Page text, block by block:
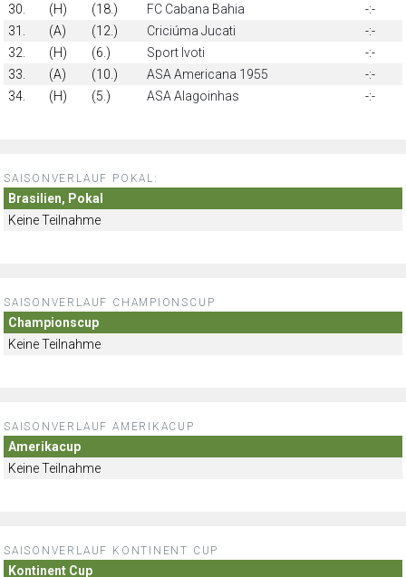
30.
(H) (18.) FC Cabana Bahia
-:-
31.
(A) (12.) Criciúma Jucati
-:-
32.
(H) (6.) Sport Ivoti
-:-
33.
(A) (10.) ASA Americana 1955
-:-
34.
(H) (5.) ASA Alagoinhas -:-
SAISONVERLAUF POKAL:
Brasilien, Pokal
Keine Teilnahme
SAISONVERLAUF CHAMPIONSCUP
Championscup
Keine Teilnahme
SAISONVERLAUF AMERIKACUP
Amerikacup
Keine Teilnahme
SAISONVERLAUF KONTINENT CUP
Kontinent Cup